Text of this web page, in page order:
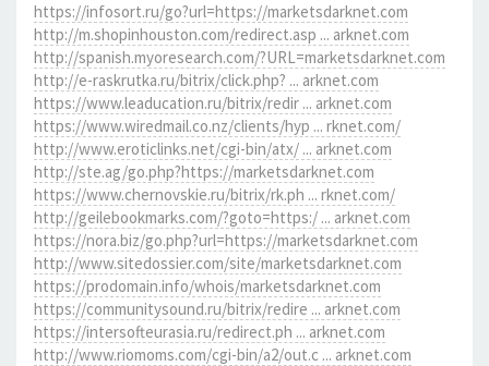
https://infosort.ru/go?url=https://marketsdarknet.com
http://m.shopinhouston.com/redirect.asp ... arknet.com
http://spanish.myoresearch.com/?URL=marketsdarknet.com
http://e-raskrutka.ru/bitrix/click.php? ... arknet.com
https://www.leaducation.ru/bitrix/redir ... arknet.com
https://www.wiredmail.co.nz/clients/hyp ... rknet.com/
http://www.eroticlinks.net/cgi-bin/atx/ ... arknet.com
http://ste.ag/go.php?https://marketsdarknet.com
https://www.chernovskie.ru/bitrix/rk.ph ... rknet.com/
http://geilebookmarks.com/?goto=https:/ ... arknet.com
https://nora.biz/go.php?url=https://marketsdarknet.com
http://www.sitedossier.com/site/marketsdarknet.com
https://prodomain.info/whois/marketsdarknet.com
https://communitysound.ru/bitrix/redire ... arknet.com
https://intersofteurasia.ru/redirect.ph ... arknet.com
http://www.riomoms.com/cgi-bin/a2/out.c ... arknet.com